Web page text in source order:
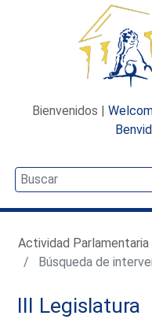
Bienvenidos |
Actividad Parlamentaria
Búsqueda de
III Legislatura